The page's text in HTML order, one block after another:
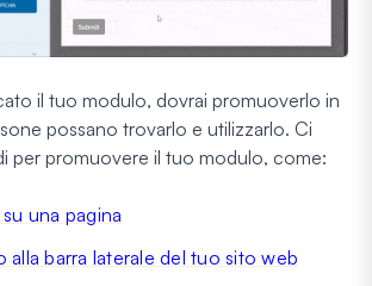
il tuo modulo, dovrai promuoverlo in
possano trovarlo e utilizzarlo. Ci
per promuovere il tuo modulo, come:
una pagina
alla barra laterale del tuo sito web